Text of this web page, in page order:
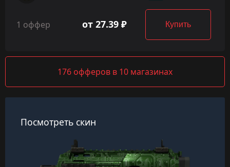
1 оффер от 27.39 ₽ Купить
176 офферов в 10 магазинах
Посмотреть скин